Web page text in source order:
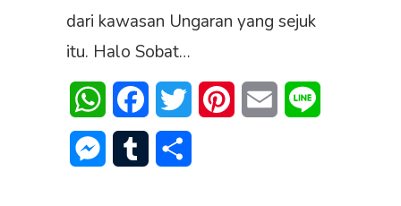
dari kawasan Ungaran yang sejuk
itu. Halo Sobat…
WhatsAppFacebookTwitter PinterestEmail
Messenger
Tumblr